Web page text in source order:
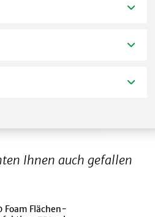
Ihnen auch gefallen